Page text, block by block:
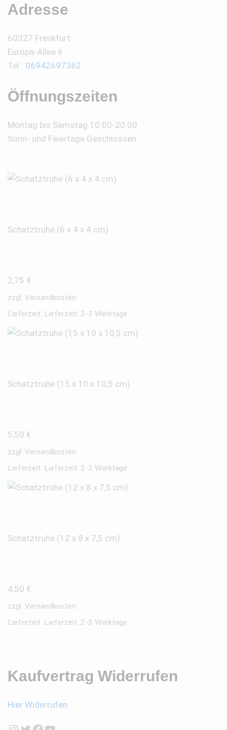
Adresse
60327 Frankfurt
Europa-Allee 6
Tel.: 06942697362
Öffnungszeiten
Montag bis Samstag 10:00-20:00
Sonn- und Feiertage Geschlossen
Schatztruhe (6 x 4 x 4 cm)
2,75 €
zzgl. Versandkosten
Lieferzeit: Lieferzeit: 2-3 Werktage
Schatztruhe (15 x 10 x 10,5 cm)
5,50 €
zzgl. Versandkosten
Lieferzeit: Lieferzeit: 2-3 Werktage
Schatztruhe (12 x 8 x 7,5 cm)
4,50 €
zzgl. Versandkosten
Lieferzeit: Lieferzeit: 2-3 Werktage
Kaufvertrag Widerrufen
Hier Widerrufen